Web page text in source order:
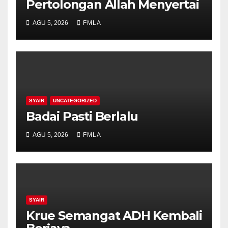
Pertolongan Allah Menyertai
AGU 5, 2026 FMLA
SYAIR UNCATEGORIZED
Badai Pasti Berlalu
AGU 5, 2026 FMLA
SYAIR
Krue Semangat ADH Kembali